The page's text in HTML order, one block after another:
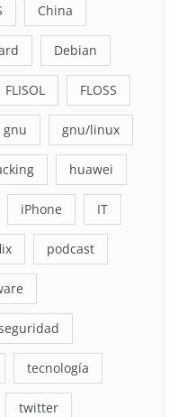
China
Debian
FLISOL FLOSS
gnu gnu/linux
huawei
iPhone IT
podcast
tecnología
twitter